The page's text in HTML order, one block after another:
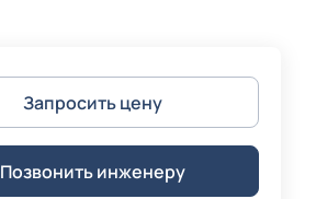
Запросить цену
Позвонить инженеру